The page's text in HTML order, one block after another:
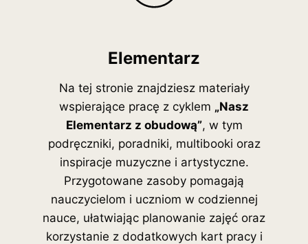
Elementarz
Na tej stronie znajdziesz materiały
wspierające pracę z cyklem „Nasz
Elementarz z obudową”, w tym
podręczniki, poradniki, multibooki oraz
inspiracje muzyczne i artystyczne.
Przygotowane zasoby pomagają
nauczycielom i uczniom w codziennej
nauce, ułatwiając planowanie zajęć oraz
korzystanie z dodatkowych kart pracy i